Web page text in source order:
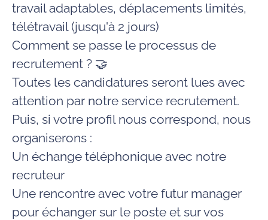
travail adaptables, déplacements limités,
télétravail (jusqu'à 2 jours)
Comment se passe le processus de
recrutement ? 🤝
Toutes les candidatures seront lues avec
attention par notre service recrutement.
Puis, si votre profil nous correspond, nous
organiserons :
Un échange téléphonique avec notre
recruteur
Une rencontre avec votre futur manager
pour échanger sur le poste et sur vos